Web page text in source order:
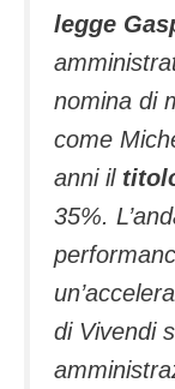
legge
nomina di
come
anni il
35%.
di Vivendi